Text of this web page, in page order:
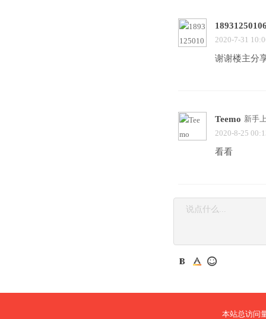
2020-7-31
谢谢楼主分
Teemo 新手
2020-8-25
看看
本站总访问